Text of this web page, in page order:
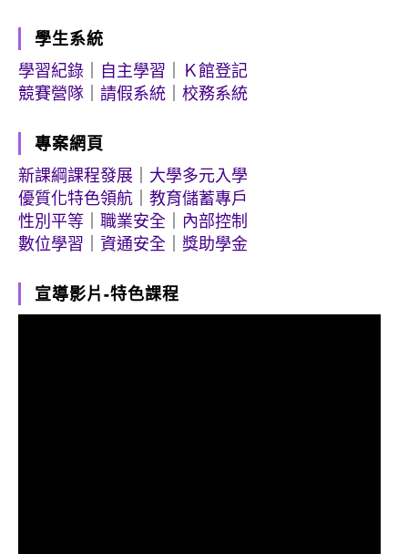
學生系統
學習紀錄
自主學習
Ｋ館登記
競賽營隊
請假系統 校務系統
專案網頁
新課綱課程發展
大學多元入學
優質化特色領航
教育儲蓄專戶
性別平等
職業安全
內部控制
數位學習
資通安全 獎助學金
宣導影片-特色課程